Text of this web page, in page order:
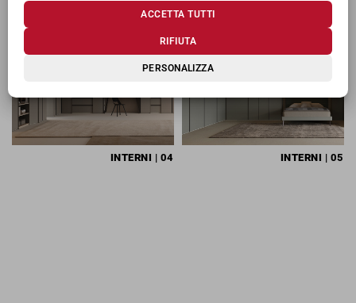
PERSONALIZZA
RIFIUTA
ACCETTA TUTTI
INTERNI | 04 INTERNI | 05